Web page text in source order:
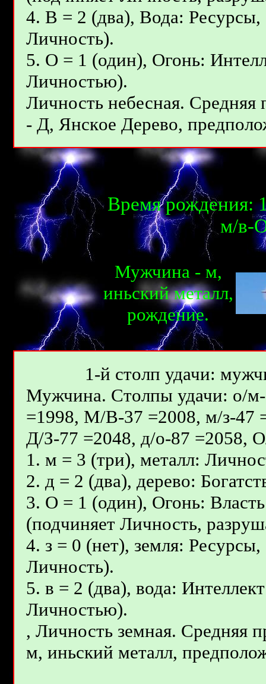
4. В = 2 (два), Вода: Ресурсы,
Личность).
5. О = 1 (один), Огонь:
Личностью).
Личность небесная.
- Д, Янcкoe Дepeвo,
Время рождения:
м/в-
Мужчина - м,
иньcкий металл,
рождениe.
1-й столп удачи:
Мужчина. Столпы удачи: о/м-
=1998, М/В-37 =2008, м/з-47
Д/З-77 =2048, д/о-87 =2058,
1. м = 3 (три), металл:
2. д = 2 (два), дерево:
3. О = 1 (один), Огонь:
(подчиняет Личность,
4. з = 0 (нет), земля:
Личность).
5. в = 2 (два), вода:
Личностью).
, Личность земная. Средняя
м, иньcкий металл,